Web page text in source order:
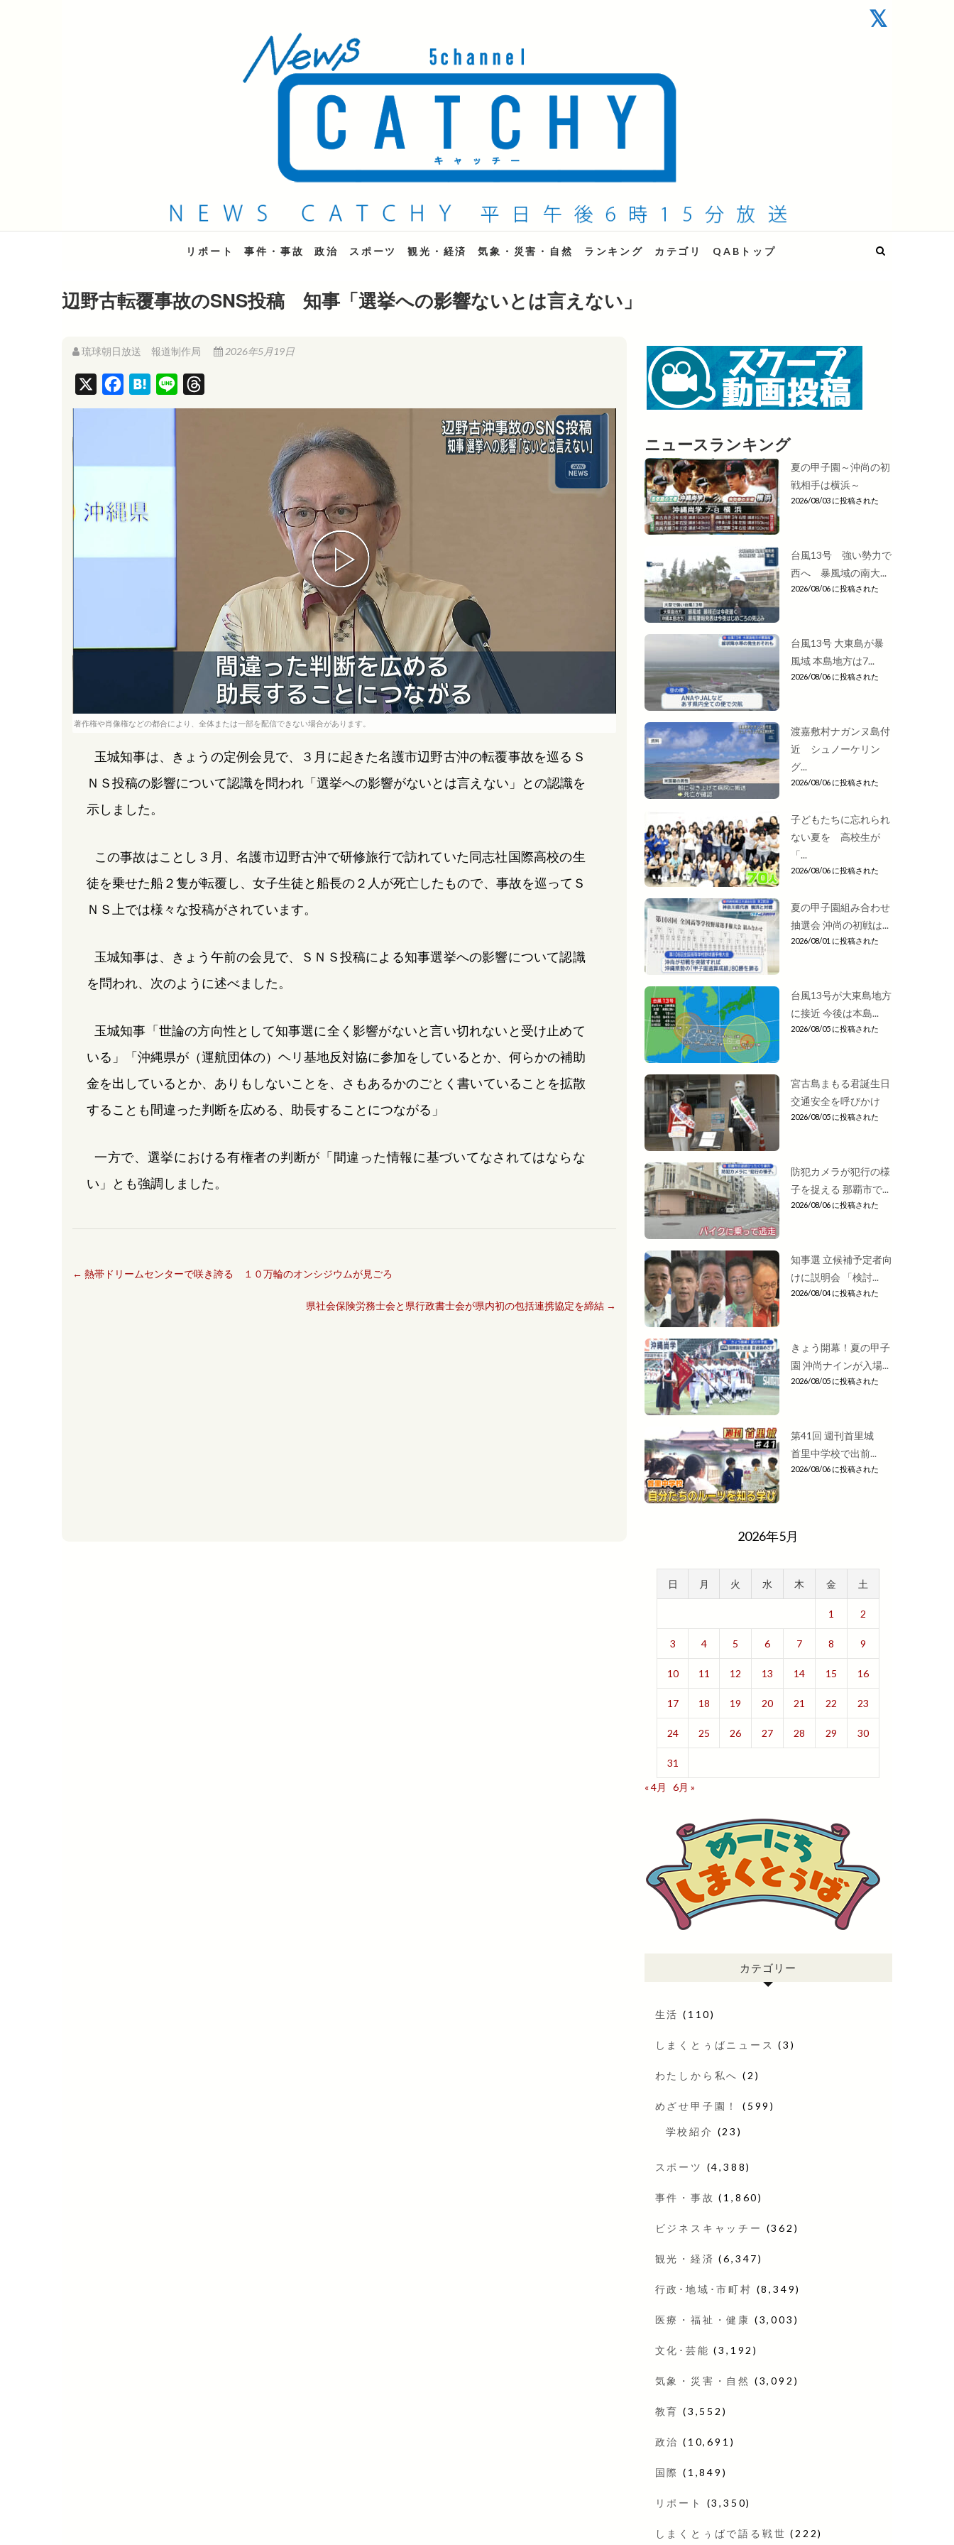
QAB NEWS Headline
キャッチー 月曜〜金曜 午後6時15分放送
リポート 事件・事故 政治 スポーツ 観光・経済 気象・災害・自然 ランキング カテゴリ QABトップ
辺野古転覆事故のSNS投稿 知事「選挙への影響ないとは言えない」
琉球朝日放送 報道制作局 2026年5月19日
a
b
o
H
a
n
i
h
著作権や肖像権などの都合により、全体または一部を配信できない場合があります。
玉城知事は、きょうの定例会見で、３月に起きた名護市辺野古沖の転覆事故を巡るＳ
ＮＳ投稿の影響について認識を問われ「選挙への影響がないとは言えない」との認識を
示しました。
この事故はことし３月、名護市辺野古沖で研修旅行で訪れていた同志社国際高校の生
徒を乗せた船２隻が転覆し、女子生徒と船長の２人が死亡したもので、事故を巡ってＳ
ＮＳ上では様々な投稿がされています。
玉城知事は、きょう午前の会見で、ＳＮＳ投稿による知事選挙への影響について認識
を問われ、次のように述べました。
玉城知事「世論の方向性として知事選に全く影響がないと言い切れないと受け止めて
いる」「沖縄県が（運航団体の）ヘリ基地反対協に参加をしているとか、何らかの補助
金を出しているとか、ありもしないことを、さもあるかのごとく書いていることを拡散
することも間違った判断を広める、助長することにつながる」
一方で、選挙における有権者の判断が「間違った情報に基づいてなされてはならな
い」とも強調しました。
← 熱帯ドリームセンターで咲き誇る １０万輪のオンシジウムが見ごろ
県社会保険労務士会と県行政書士会が県内初の包括連携協定を締結 →
ニュースランキング
夏の甲子園～沖尚の初
戦相手は横浜～
2026/08/03 に投稿された
台風13号 強い勢力で
西へ 暴風域の南大...
2026/08/06 に投稿された
台風13号 大東島が暴
風域 本島地方は7...
2026/08/06 に投稿された
渡嘉敷村ナガンヌ島付
近 シュノーケリン
グ...
2026/08/06 に投稿された
子どもたちに忘れられ
ない夏を 高校生が
「...
2026/08/06 に投稿された
夏の甲子園組み合わせ
抽選会 沖尚の初戦は...
2026/08/01 に投稿された
台風13号が大東島地方
に接近 今後は本島...
2026/08/05 に投稿された
宮古島まもる君誕生日
交通安全を呼びかけ
2026/08/05 に投稿された
防犯カメラが犯行の様
子を捉える 那覇市で...
2026/08/06 に投稿された
知事選 立候補予定者向
けに説明会 「検討...
2026/08/04 に投稿された
きょう開幕！夏の甲子
園 沖尚ナインが入場...
2026/08/05 に投稿された
第41回 週刊首里城
首里中学校で出前...
2026/08/06 に投稿された
2026年5月
日 月 火 水 木 金 土
1 2
3 4 5 6 7 8 9
10 11 12 13 14 15 16
17 18 19 20 21 22 23
24 25 26 27 28 29 30
31
« 4月
6月 »
カテゴリー
生活 (110)
しまくとぅばニュース (3)
わたしから私へ (2)
めざせ甲子園！ (599)
学校紹介 (23)
スポーツ (4,388)
事件・事故 (1,860)
ビジネスキャッチー (362)
観光・経済 (6,347)
行政･地域･市町村 (8,349)
医療・福祉・健康 (3,003)
文化･芸能 (3,192)
気象・災害・自然 (3,092)
教育 (3,552)
政治 (10,691)
国際 (1,849)
リポート (3,350)
しまくとぅばで語る戦世 (222)